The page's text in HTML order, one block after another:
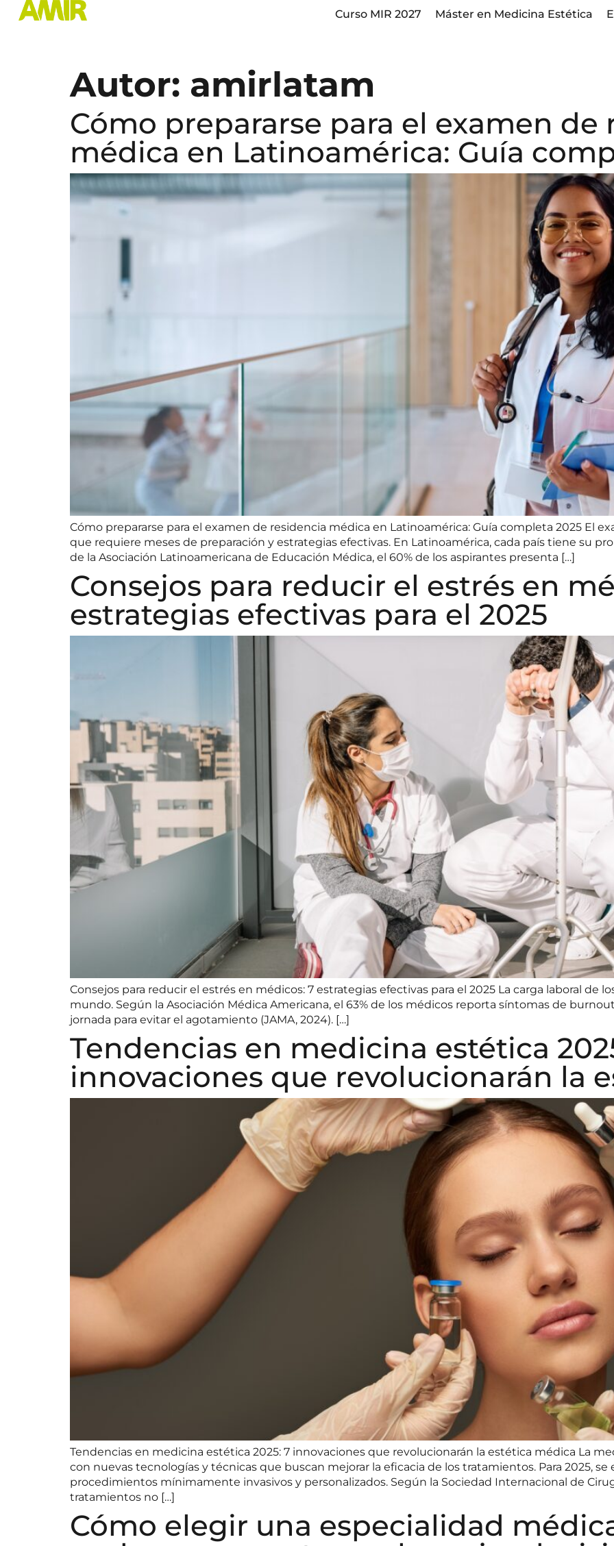
Curso MIR 2027 Máster en Medicina Estética
Autor: amirlatam
Cómo prepararse para el examen de
médica en Latinoamérica: Guía
Cómo prepararse para el examen de residencia médica en Latinoamérica: Guía completa 2025 El
que requiere meses de preparación y estrategias efectivas. En Latinoamérica, cada país tiene su
de la Asociación Latinoamericana de Educación Médica, el 60% de los aspirantes presenta […]
Consejos para reducir el estrés en
estrategias efectivas para el 2025
Consejos para reducir el estrés en médicos: 7 estrategias efectivas para el 2025 La carga laboral de
mundo. Según la Asociación Médica Americana, el 63% de los médicos reporta síntomas de
jornada para evitar el agotamiento (JAMA, 2024). […]
Tendencias en medicina estética
innovaciones que revolucionarán la
Tendencias en medicina estética 2025: 7 innovaciones que revolucionarán la estética médica La
con nuevas tecnologías y técnicas que buscan mejorar la eficacia de los tratamientos. Para 2025,
procedimientos mínimamente invasivos y personalizados. Según la Sociedad Internacional de
tratamientos no […]
Cómo elegir una especialidad